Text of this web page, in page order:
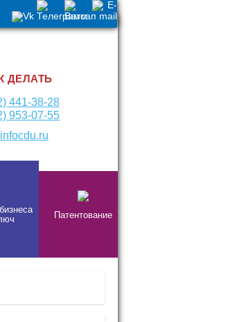
ДЕЛАТЬ
441-38-28
953-07-55
Патентование